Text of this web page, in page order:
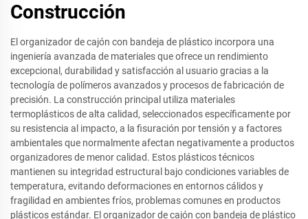
Construcción
El organizador de cajón con bandeja de plástico incorpora una
ingeniería avanzada de materiales que ofrece un rendimiento
excepcional, durabilidad y satisfacción al usuario gracias a la
tecnología de polímeros avanzados y procesos de fabricación de
precisión. La construcción principal utiliza materiales
termoplásticos de alta calidad, seleccionados específicamente por
su resistencia al impacto, a la fisuración por tensión y a factores
ambientales que normalmente afectan negativamente a productos
organizadores de menor calidad. Estos plásticos técnicos
mantienen su integridad estructural bajo condiciones variables de
temperatura, evitando deformaciones en entornos cálidos y
fragilidad en ambientes fríos, problemas comunes en productos
plásticos estándar. El organizador de cajón con bandeja de plástico